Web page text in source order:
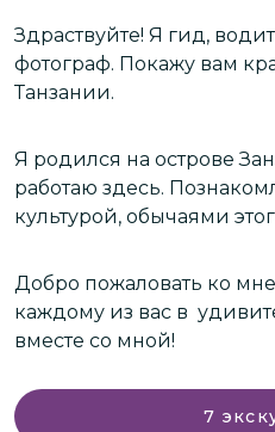
Здраствуйте! Я гид,
фотограф. Покажу вам
Танзании.
Я родился на острове
работаю здесь.
культурой, обычаями
Добро пожаловать ко
каждому из вас в
вместе со мной!
7